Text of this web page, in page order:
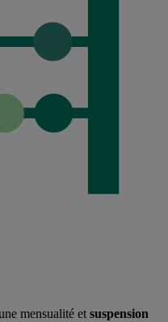
mensualité et suspension